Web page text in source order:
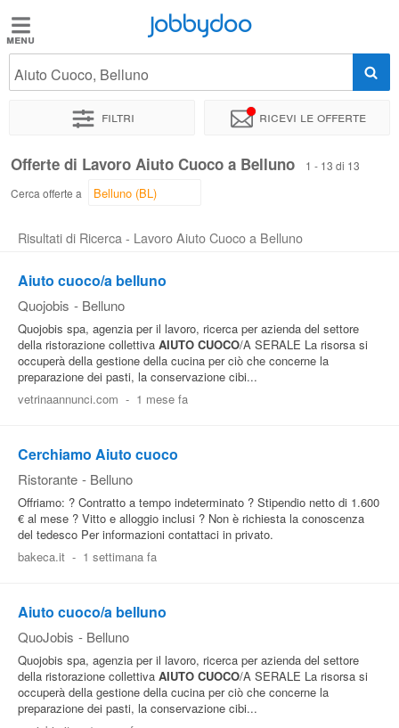
Jobbydoo
Offerte
Stipendi
Elenco
professioni
Blog
Offerte
Area
Aziende
Jobbydoo
Aiuto Cuoco, Belluno
Filtri Ricevi le offerte
Offerte di Lavoro Aiuto Cuoco a Belluno
1 - 13 di 13
Cerca offerte a
Risultati di Ricerca - Lavoro Aiuto Cuoco a Belluno
Aiuto cuoco/a belluno
Quojobis - Belluno
Quojobis spa, agenzia per il lavoro, ricerca per azienda del settore
della ristorazione collettiva AIUTO CUOCO/A SERALE La risorsa si
occuperà della gestione della cucina per ciò che concerne la
preparazione dei pasti, la conservazione cibi...
vetrinaannunci.com - 1 mese fa
Cerchiamo Aiuto cuoco
Ristorante - Belluno
Offriamo: ? Contratto a tempo indeterminato ? Stipendio netto di 1.600
€ al mese ? Vitto e alloggio inclusi ? Non è richiesta la conoscenza
del tedesco Per informazioni contattaci in privato.
bakeca.it - 1 settimana fa
Aiuto cuoco/a belluno
QuoJobis - Belluno
Quojobis spa, agenzia per il lavoro, ricerca per azienda del settore
della ristorazione collettiva AIUTO CUOCO/A SERALE La risorsa si
occuperà della gestione della cucina per ciò che concerne la
preparazione dei pasti, la conservazione cibi...